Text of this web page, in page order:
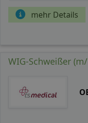
mehr Details
WIG-Schweißer